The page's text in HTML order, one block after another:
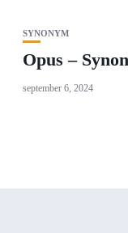
SYNONYM
Opus –
september 6, 2024